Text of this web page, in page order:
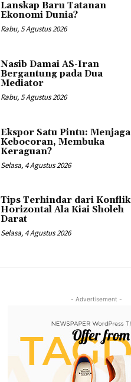
Lanskap Baru Tatanan
Ekonomi Dunia?
Rabu, 5 Agustus 2026
Nasib Damai AS-Iran
Bergantung pada Dua
Mediator
Rabu, 5 Agustus 2026
Ekspor Satu Pintu: Menjaga
Kebocoran, Membuka
Keraguan?
Selasa, 4 Agustus 2026
Tips Terhindar dari Konflik
Horizontal Ala Kiai Sholeh
Darat
Selasa, 4 Agustus 2026
- Advertisement -